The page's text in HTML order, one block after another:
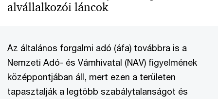
alvállalkozói láncok
Az általános forgalmi adó (áfa) továbbra is a
Nemzeti Adó- és Vámhivatal (NAV) figyelmének
középpontjában áll, mert ezen a területen
tapasztalják a legtöbb szabálytalanságot és